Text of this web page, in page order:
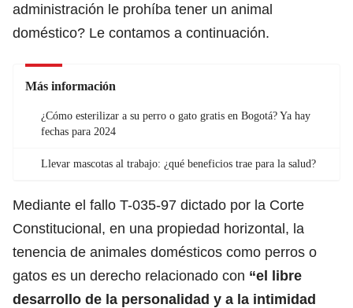
administración le prohíba tener un animal
doméstico? Le contamos a continuación.
Más información
¿Cómo esterilizar a su perro o gato gratis en Bogotá? Ya hay
fechas para 2024
Llevar mascotas al trabajo: ¿qué beneficios trae para la salud?
Mediante el fallo T-035-97 dictado por la Corte
Constitucional, en una propiedad horizontal, la
tenencia de animales domésticos como perros o
gatos es un derecho relacionado con “el libre
desarrollo de la personalidad y a la intimidad